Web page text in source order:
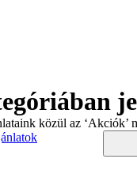
közül az ‘Akciók’